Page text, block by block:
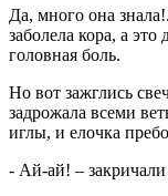
Да, много она
заболела кора, а
головная боль.
Но вот зажглись
задрожала всеми
иглы, и елочка
- Ай-ай! –